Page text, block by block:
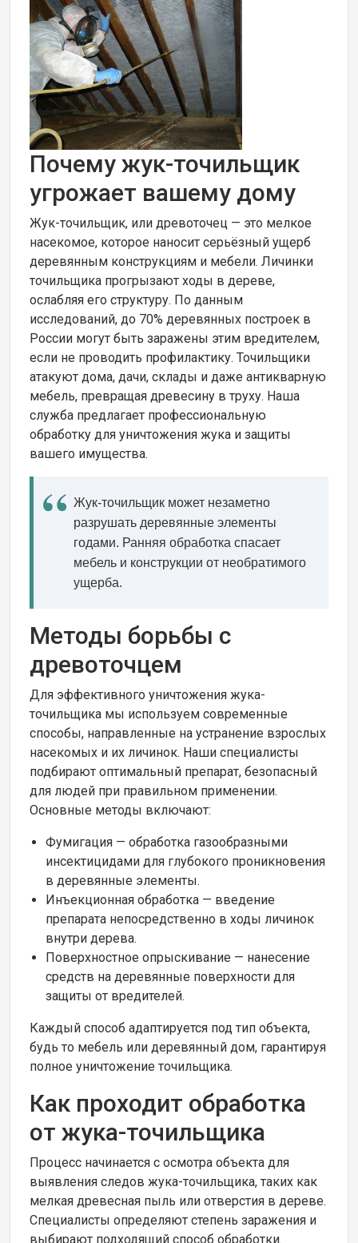
Почему жук-точильщик
угрожает вашему дому
Жук-точильщик, или древоточец — это мелкое
насекомое, которое наносит серьёзный ущерб
деревянным конструкциям и мебели. Личинки
точильщика прогрызают ходы в дереве,
ослабляя его структуру. По данным
исследований, до 70% деревянных построек в
России могут быть заражены этим вредителем,
если не проводить профилактику. Точильщики
атакуют дома, дачи, склады и даже антикварную
мебель, превращая древесину в труху. Наша
служба предлагает профессиональную
обработку для уничтожения жука и защиты
вашего имущества.
Жук-точильщик может незаметно
разрушать деревянные элементы
годами. Ранняя обработка спасает
мебель и конструкции от необратимого
ущерба.
Методы борьбы с
древоточцем
Для эффективного уничтожения жука-
точильщика мы используем современные
способы, направленные на устранение взрослых
насекомых и их личинок. Наши специалисты
подбирают оптимальный препарат, безопасный
для людей при правильном применении.
Основные методы включают:
Фумигация — обработка газообразными
инсектицидами для глубокого проникновения
в деревянные элементы.
Инъекционная обработка — введение
препарата непосредственно в ходы личинок
внутри дерева.
Поверхностное опрыскивание — нанесение
средств на деревянные поверхности для
защиты от вредителей.
Каждый способ адаптируется под тип объекта,
будь то мебель или деревянный дом, гарантируя
полное уничтожение точильщика.
Как проходит обработка
от жука-точильщика
Процесс начинается с осмотра объекта для
выявления следов жука-точильщика, таких как
мелкая древесная пыль или отверстия в дереве.
Специалисты определяют степень заражения и
выбирают подходящий способ обработки.